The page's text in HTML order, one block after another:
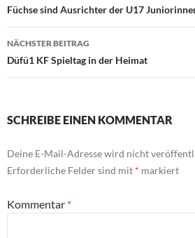
Füchse sind Ausrichter der U17
NÄCHSTER BEITRAG
Düfü1 KF Spieltag in der Heimat
SCHREIBE EINEN KOMMENTAR
Deine E-Mail-Adresse wird nicht
Erforderliche Felder sind mit * markiert
Kommentar *